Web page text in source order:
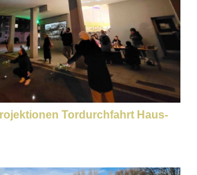
Tordurchfahrt Haus-